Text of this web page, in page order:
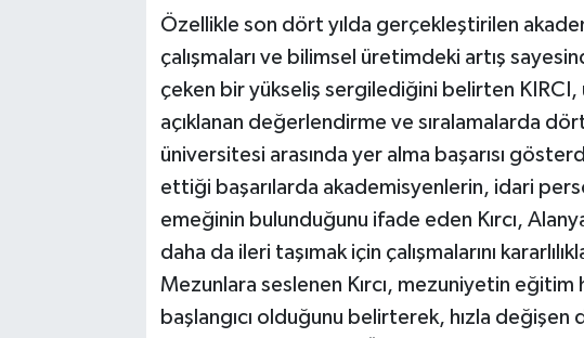
Özellikle son dört yılda gerçekleştirilen
çalışmaları ve bilimsel üretimdeki artış
çeken bir yükseliş sergilediğini belirten KIRCI,
açıklanan değerlendirme ve sıralamalarda
üniversitesi arasında yer alma başarısı
ettiği başarılarda akademisyenlerin, idari
emeğinin bulunduğunu ifade eden Kırcı,
daha da ileri taşımak için çalışmalarını
Mezunlara seslenen Kırcı, mezuniyetin eğitim
başlangıcı olduğunu belirterek, hızla